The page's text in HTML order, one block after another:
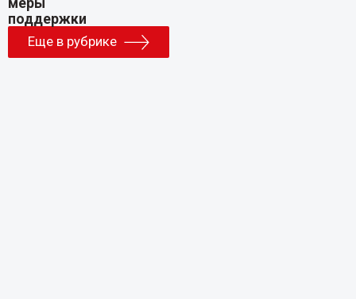
Еще в рубрике